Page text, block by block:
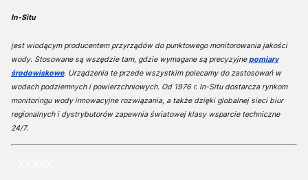
In-Situ
jest wiodącym producentem przyrządów do punktowego monitorowania jakości
wody. Stosowane są wszędzie tam, gdzie wymagane są precyzyjnepomiary
środowiskowe. Urządzenia te przede wszystkim polecamy do zastosowań w
wodach podziemnych i powierzchniowych. Od 1976 r. In-Situ dostarcza rynkom
monitoringu wody innowacyjne rozwiązania, a także dzięki globalnej sieci biur
regionalnych i dystrybutorów zapewnia światowej klasy wsparcie techniczne
24/7.